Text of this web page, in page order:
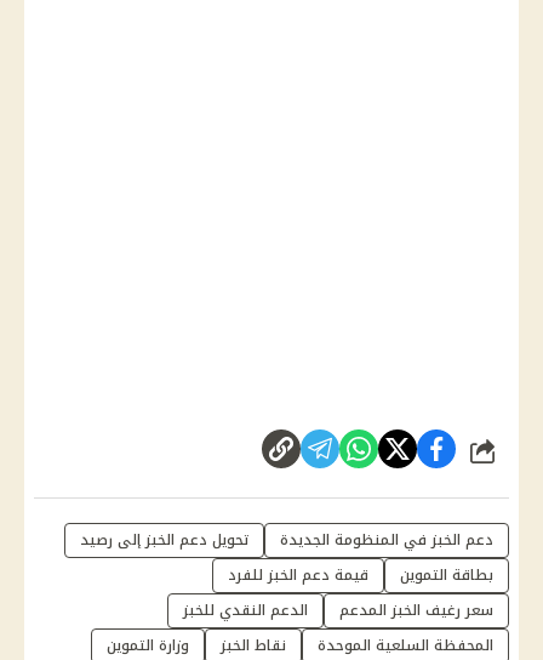
شارك
دعم الخبز في المنظومة الجديدة
تحويل دعم الخبز إلى رصيد
بطاقة التموين
قيمة دعم الخبز للفرد
سعر رغيف الخبز المدعم
الدعم النقدي للخبز
المحفظة السلعية الموحدة
نقاط الخبز
وزارة التموين